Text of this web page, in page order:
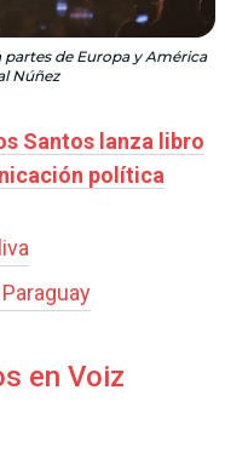
partes de Europa y América
Núñez
Santos lanza libro
política
en Voiz